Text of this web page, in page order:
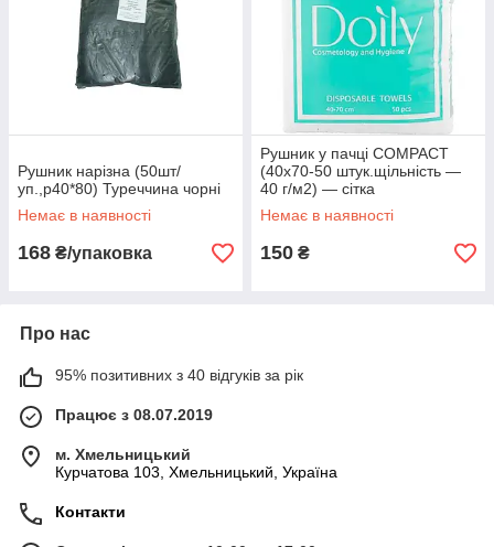
Рушник нарізна (50шт/
уп.,р40*80) Туреччина чорні
Немає в наявності
168 ₴/упаковка
Рушник у пачці COMPACT
(40х70-50 штук.щільність —
40 г/м2) — сітка
Немає в наявності
150 ₴
Про нас
95% позитивних з 40 відгуків за рік
Працює з 08.07.2019
м. Хмельницький
Курчатова 103, Хмельницький, Україна
Контакти